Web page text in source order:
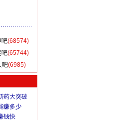
吧(68574)
吧(65744)
吧(6985)